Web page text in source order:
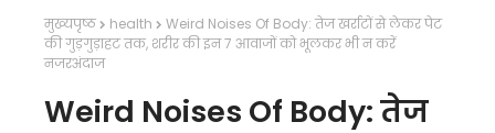
मुख्यपृष्ठ health
Weird Noises Of Body: तेज खर्राटों से लेकर पेट
की गुड़गुड़ाहट तक, शरीर की इन 7 आवाजों को भूलकर भी न करें
नजरअंदाज
Weird Noises Of Body: तेज